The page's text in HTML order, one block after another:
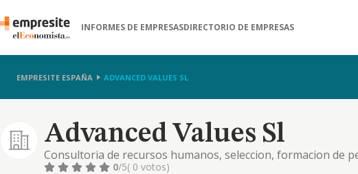
INFORMES DE EMPRESASDIRECTORIO DE EMPRESAS
EMPRESITE ESPAÑA ADVANCED VALUES SL
Advanced Values Sl
Consultoria de recursos humanos, seleccion, formacion de
0/5( 0 votos)